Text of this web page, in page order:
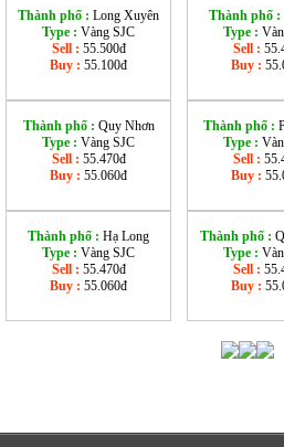
Thành phố : Long Xuyên
Type : Vàng SJC
Sell : 55.500đ
Buy : 55.100đ
Thành phố :
Type :
Sell :
Buy :
Thành phố : Quy Nhơn
Type : Vàng SJC
Sell : 55.470đ
Buy : 55.060đ
Thành phố :
Type :
Sell :
Buy :
Thành phố : Hạ Long
Type : Vàng SJC
Sell : 55.470đ
Buy : 55.060đ
Thành phố :
Type :
Sell :
Buy :